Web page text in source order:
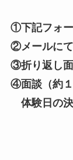
①下記フォー
②メールにて
③折り返し面
④面談（約１
体験日の決